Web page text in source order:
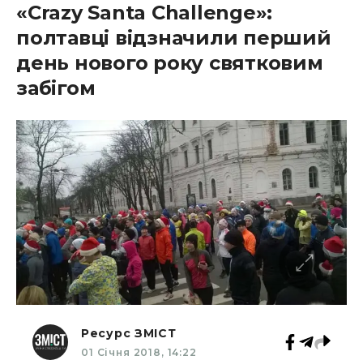
«Crazy Santa Challenge»:
полтавці відзначили перший
день нового року святковим
забігом
Ресурс ЗМІСТ
01 Січня 2018, 14:22